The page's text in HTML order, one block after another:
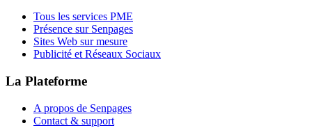
Tous les services PME
Présence sur Senpages
Sites Web sur mesure
Publicité et Réseaux Sociaux
La Plateforme
A propos de Senpages
Contact & support